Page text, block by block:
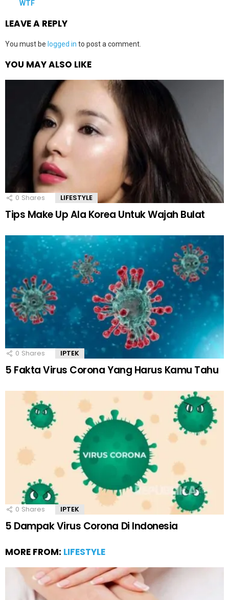
WTF
LEAVE A REPLY
You must be logged in to post a comment.
YOU MAY ALSO LIKE
0 Shares LIFESTYLE
Tips Make Up Ala Korea Untuk Wajah Bulat
0 Shares IPTEK
5 Fakta Virus Corona Yang Harus Kamu Tahu
0 Shares IPTEK
5 Dampak Virus Corona Di Indonesia
MORE FROM: LIFESTYLE